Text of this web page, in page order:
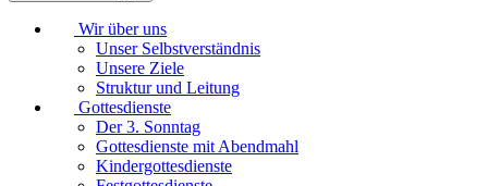
Wir über uns
Unser Selbstverständnis
Unsere Ziele
Struktur und Leitung
Gottesdienste
Der 3. Sonntag
Gottesdienste mit Abendmahl
Kindergottesdienste